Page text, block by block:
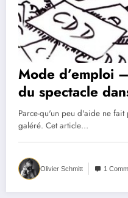
Mode d’emploi
du spectacle
d’animation et
Parce-qu'un peu d'aide ne fait
galéré. Cet article…
Olivier Schmitt 1